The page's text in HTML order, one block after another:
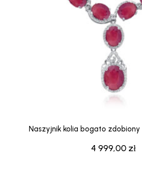
4 999,00 zł
Naszyjnik kolia bogato zdobiony